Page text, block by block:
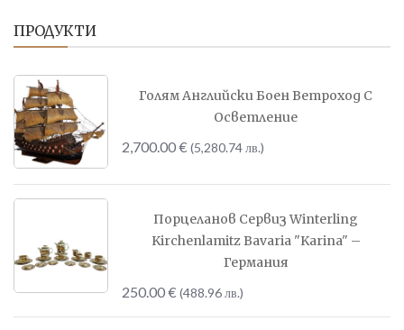
ПРОДУКТИ
Голям Английски Боен Ветроход С
Осветление
2,700.00€ (5,280.74 лв.)
Порцеланов Сервиз Winterling
Kirchenlamitz Bavaria "Karina" –
Германия
250.00€ (488.96 лв.)